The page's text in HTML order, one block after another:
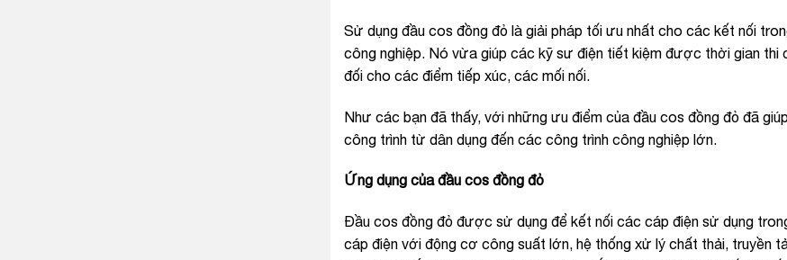
Sử dụng đầu cos đồng đỏ là giải pháp tối ưu nhất cho các kết nối
công nghiệp. Nó vừa giúp các kỹ sư điện tiết kiệm được thời gian
đối cho các điểm tiếp xúc, các mối nối.
Như các bạn đã thấy, với những ưu điểm của đầu cos đồng đỏ đã
công trình từ dân dụng đến các công trình công nghiệp lớn.
Ứng dụng của đầu cos đồng đỏ
Đầu cos đồng đỏ được sử dụng để kết nối các cáp điện sử dụng
cáp điện với động cơ công suất lớn, hệ thống xử lý chất thải, truyền